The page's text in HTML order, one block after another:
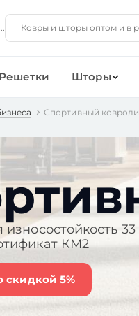
Решетки Шторы
Спортивный
33
КМ2
скидкой 5%